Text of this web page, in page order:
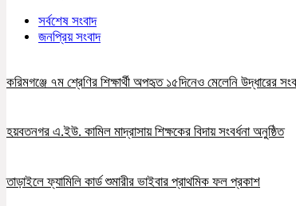
সর্বশেষ সংবাদ
জনপ্রিয় সংবাদ
করিমগঞ্জে ৭ম শ্রেণির শিক্ষার্থী অপহৃত ১৫দিনেও মেলেনি উদ্ধারের
হয়বতনগর এ.ইউ. কামিল মাদ্রাসায় শিক্ষকের বিদায় সংবর্ধনা অনুষ্ঠিত
তাড়াইলে ফ্যামিলি কার্ড শুমারীর ভাইবার প্রাথমিক ফল প্রকাশ